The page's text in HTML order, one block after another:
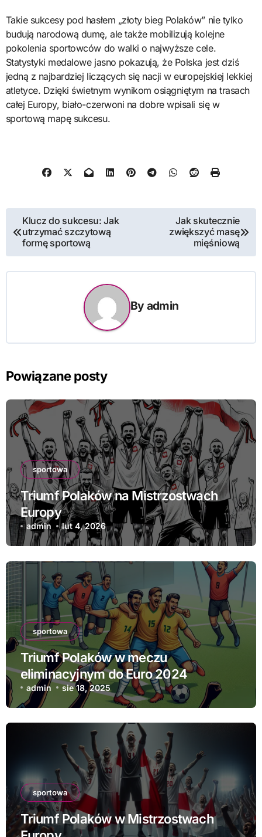
Takie sukcesy pod hasłem „złoty bieg Polaków” nie tylko
budują narodową dumę, ale także mobilizują kolejne
pokolenia sportowców do walki o najwyższe cele.
Statystyki medalowe jasno pokazują, że Polska jest dziś
jedną z najbardziej liczących się nacji w europejskiej lekkiej
atletyce. Dzięki świetnym wynikom osiągniętym na trasach
całej Europy, biało-czerwoni na dobre wpisali się w
sportową mapę sukcesu.
Nawigacja
wpisu
Klucz do sukcesu: Jak
utrzymać szczytową
formę sportową
Jak skutecznie
zwiększyć masę
mięśniową
By admin
Powiązane posty
sportowa
Triumf Polaków na Mistrzostwach
Europy
admin lut 4, 2026
sportowa
Triumf Polaków w meczu
eliminacyjnym do Euro 2024
admin sie 18, 2025
sportowa
Triumf Polaków w Mistrzostwach